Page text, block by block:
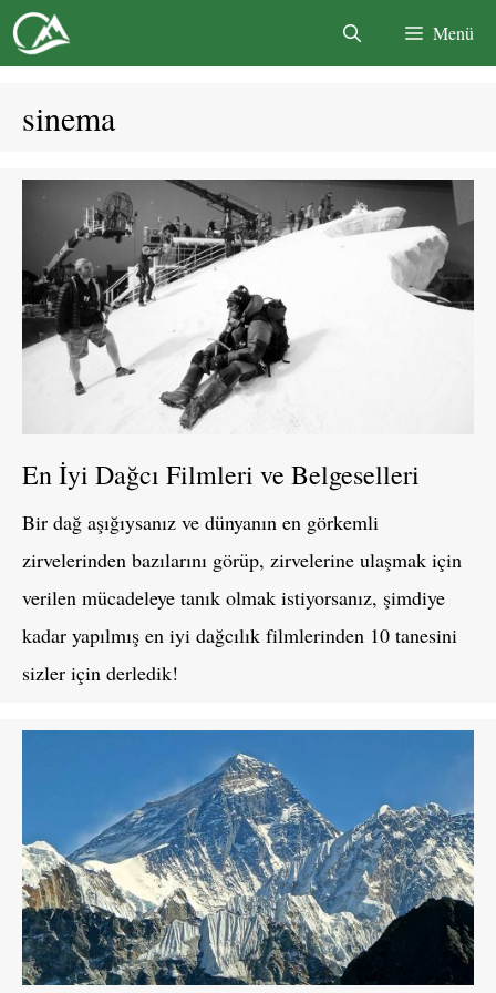
İçeriğe
atla
Menü
sinema
En İyi Dağcı Filmleri ve Belgeselleri
Bir dağ aşığıysanız ve dünyanın en görkemli
zirvelerinden bazılarını görüp, zirvelerine ulaşmak için
verilen mücadeleye tanık olmak istiyorsanız, şimdiye
kadar yapılmış en iyi dağcılık filmlerinden 10 tanesini
sizler için derledik!